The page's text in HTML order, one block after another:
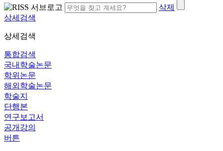
삭제
상세검색
상세검색
통합검색
국내학술논문
학위논문
해외학술논문
학술지
단행본
연구보고서
공개강의
버튼